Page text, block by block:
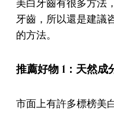
美白牙齒有很多方法
牙齒，所以還是建議
的方法。
推薦好物 1：天然成
市面上有許多標榜美